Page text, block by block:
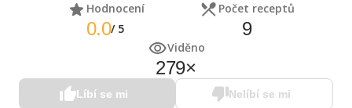
Hodnocení
0.0/ 5
Počet receptů
9
Viděno
279×
Líbí se mi Nelíbí se mi